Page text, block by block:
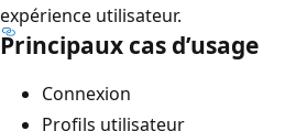
expérience utilisateur.
Principaux cas d’usage
Connexion
Profils utilisateur